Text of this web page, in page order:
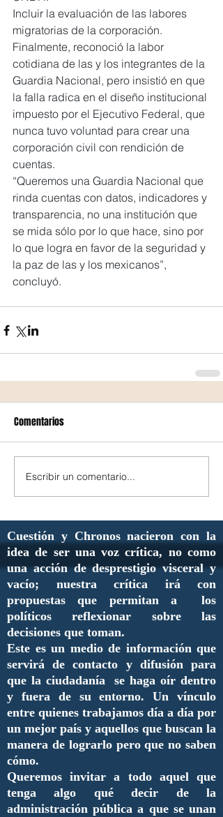
Incluir la evaluación de las labores
migratorias de la corporación.
Finalmente, reconoció la labor
cotidiana de las y los integrantes de la
Guardia Nacional, pero insistió en que
la falla radica en el diseño institucional
impuesto por el Ejecutivo Federal, que
nunca tuvo voluntad para crear una
corporación civil con rendición de
cuentas.
“Queremos una Guardia Nacional que
rinda cuentas con datos, indicadores y
transparencia, no una institución que
se mida sólo por lo que hace, sino por
lo que logra en favor de la seguridad y
la paz de las y los mexicanos”,
concluyó.
Comentarios
Escribir un comentario...
Cuestión y Chronos nacieron con la
idea de ser una voz crítica, no como
una acción de desprestigio visceral y
vacío; nuestra crítica irá con
propuestas que permitan a los
políticos reflexionar sobre las
decisiones que toman.
Este es un medio de información que
servirá de contacto y difusión para
que la ciudadanía se haga oír dentro
y fuera de su entorno. Un vínculo
entre quienes trabajamos día a día por
un mejor país y aquellos que buscan la
manera de lograrlo pero que no saben
cómo.
Queremos invitar a todo aquel que
tenga algo qué decir de la
administración pública a que se unan